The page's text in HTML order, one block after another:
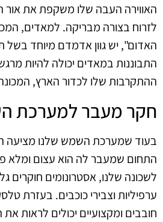
האווירה העבה שלו משקפת את
לזרוח בצורה מבריקה. למאדים,
האדום", יש גוון אדמדם מיוחד
התבוננות במאדים יכולה להיות
ההתקרבות שלו לכדור הארץ, המכונה
חקר מעבר למערכת
בעוד שמערכת השמש שלנו מציעה
התחום שמעבר לה הוא עצום ומלא
לשכונה שלנו, אסטרונומים חוקרים
ערפיליות וצבירי כוכבים. בעזרת
חובבים ומקצועיים יכולים לראות